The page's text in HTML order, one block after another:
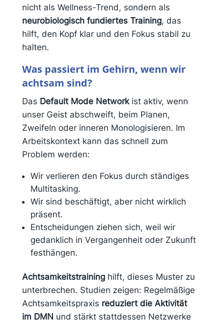
nicht als Wellness-Trend, sondern als
neurobiologisch fundiertes Training, das
hilft, den Kopf klar und den Fokus stabil zu
halten.
Was passiert im Gehirn, wenn wir
achtsam sind?
Das Default Mode Networkist aktiv, wenn
unser Geist abschweift, beim Planen,
Zweifeln oder inneren Monologisieren. Im
Arbeitskontext kann das schnell zum
Problem werden:
Wir verlieren den Fokus durch ständiges
Multitasking.
Wir sind beschäftigt, aber nicht wirklich
präsent.
Entscheidungen ziehen sich, weil wir
gedanklich in Vergangenheit oder Zukunft
festhängen.
Achtsamkeitstraininghilft, dieses Muster zu
unterbrechen. Studien zeigen: Regelmäßige
Achtsamkeitspraxis reduziert die Aktivität
im DMN und stärkt stattdessen Netzwerke